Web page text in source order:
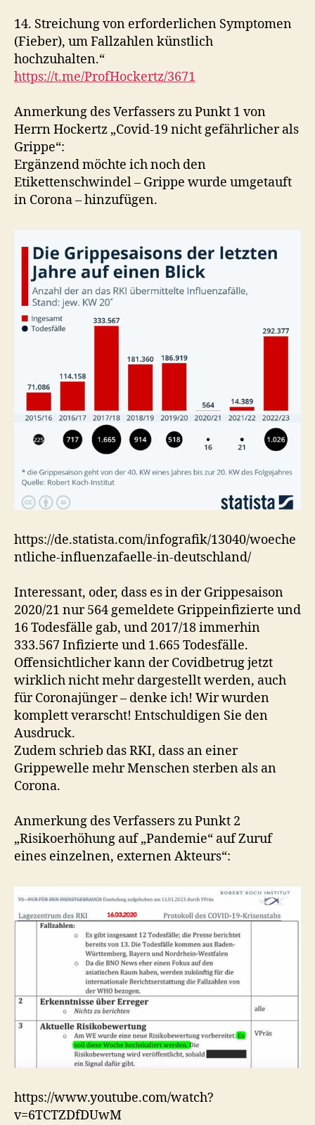
14. Streichung von erforderlichen Symptomen
(Fieber), um Fallzahlen künstlich
hochzuhalten.“
https://t.me/ProfHockertz/3671
Anmerkung des Verfassers zu Punkt 1 von
Herrn Hockertz „Covid-19 nicht gefährlicher als
Grippe“:
Ergänzend möchte ich noch den
Etikettenschwindel – Grippe wurde umgetauft
in Corona – hinzufügen.
https://de.statista.com/infografik/13040/woeche
ntliche-influenzafaelle-in-deutschland/
Interessant, oder, dass es in der Grippesaison
2020/21 nur 564 gemeldete Grippeinfizierte und
16 Todesfälle gab, und 2017/18 immerhin
333.567 Infizierte und 1.665 Todesfälle.
Offensichtlicher kann der Covidbetrug jetzt
wirklich nicht mehr dargestellt werden, auch
für Coronajünger – denke ich! Wir wurden
komplett verarscht! Entschuldigen Sie den
Ausdruck.
Zudem schrieb das RKI, dass an einer
Grippewelle mehr Menschen sterben als an
Corona.
Anmerkung des Verfassers zu Punkt 2
„Risikoerhöhung auf „Pandemie“ auf Zuruf
eines einzelnen, externen Akteurs“:
https://www.youtube.com/watch?
v=6TCTZDfDUwM